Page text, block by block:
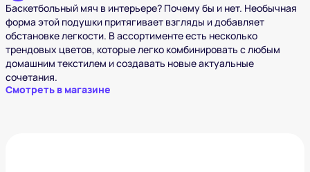
Баскетбольный мяч в интерьере? Почему бы и нет. Необычная
форма этой подушки притягивает взгляды и добавляет
обстановке легкости. В ассортименте есть несколько
трендовых цветов, которые легко комбинировать с любым
домашним текстилем и создавать новые актуальные
сочетания.
Смотреть в магазине